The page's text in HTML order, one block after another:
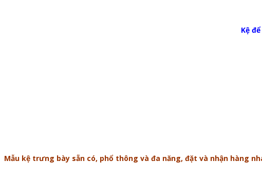
Kệ
Mẫu kệ trưng bày sẵn có, phổ thông và đa năng, đặt và nhận hàng